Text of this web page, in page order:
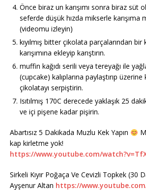
Önce biraz un karışımı sonra biraz süt
seferde düşük hızda mikserle karışıma
(videomu izleyin)
kıyılmış bitter çikolata parçalarından bir
karışımına ekleyip karıştırın.
muffin kağıdı serili veya tereyağı ile
(cupcake) kalıplarına paylaştırıp
çikolatayı serpiştirin.
Isıtılmış 170C derecede yaklaşık 25
ve içi pişene kadar pişirin.
Abartısız 5 Dakikada Muzlu Kek Yapın
kap kirletme yok!
https://www.youtube.com/
Sirkeli Kıyır Poğaça Ve Cevizli Topkek (30
Ayşenur Altan https://